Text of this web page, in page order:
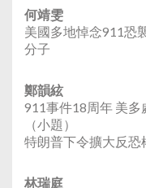
何靖雯
美國多地悼念911恐
分子
鄭韻絃
911事件18周年 美多
（小題）
特朗普下令擴大反恐
林瑞庭